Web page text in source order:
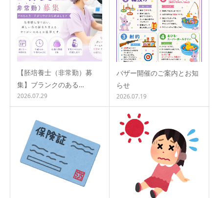
【胚培養士（非常勤）募
集】ブランクのある…
2026.07.29
バザー開催のご案内とお知
らせ
2026.07.19